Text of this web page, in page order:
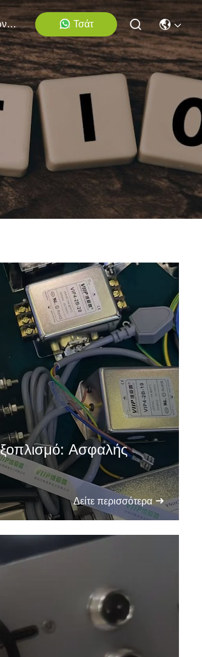
Επικοινωνήστε Μαζί Μας Τσάτ
Ασφαλής
Δείτε περισσότερα